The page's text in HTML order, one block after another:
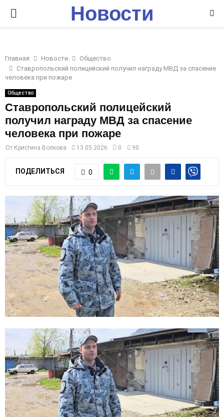
P
I
M
A
R
Y
E
N
U
Новости
Главная Новости
Общество
Ставропольский полицейский получил награду МВД за спасение
человека при пожаре
Общество
Ставропольский полицейский
получил награду МВД за спасение
человека при пожаре
От Кристина Волкова 13.05.2026 0 90
ПОДЕЛИТЬСЯ 0